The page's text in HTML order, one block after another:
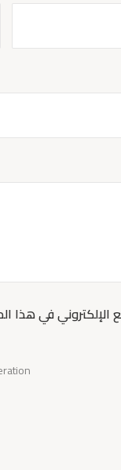
الإلكتروني في هذا